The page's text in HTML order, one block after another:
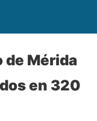
Mérida
en 320